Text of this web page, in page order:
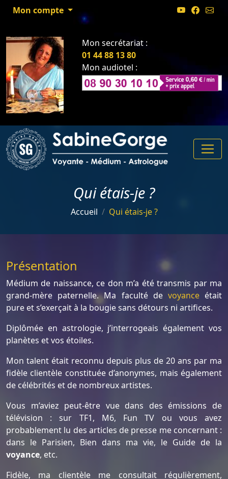
Mon compte
Mon secrétariat :
01 44 88 13 80
Mon audiotel :
Qui étais-je ?
Accueil Qui étais-je ?
Présentation
Médium de naissance, ce don m’a été transmis par ma
grand-mère paternelle. Ma faculté de voyanceétait
pure et s’exerçait à la bougie sans détours ni artifices.
Diplômée en astrologie, j’interrogeais également vos
planètes et vos étoiles.
Mon talent était reconnu depuis plus de 20 ans par ma
fidèle clientèle constituée d’anonymes, mais également
de célébrités et de nombreux artistes.
Vous m’aviez peut-être vue dans des émissions de
télévision : sur TF1, M6, Fun TV ou vous avez
probablement lu des articles de presse me concernant :
dans le Parisien, Bien dans ma vie, le Guide de la
voyance, etc.
Fidèle, ma clientèle me consultait régulièrement,